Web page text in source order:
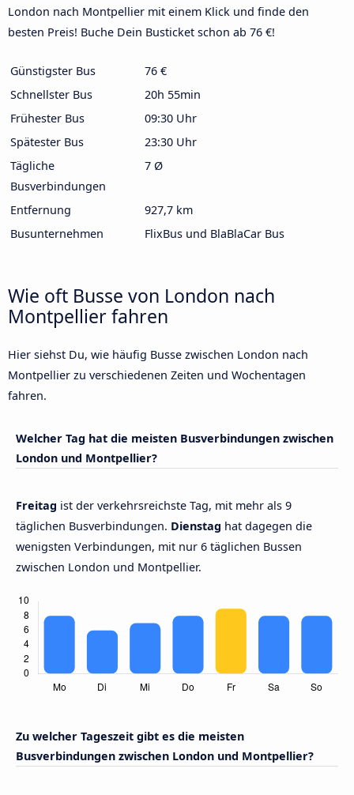
London nach Montpellier mit einem Klick und finde den
besten Preis! Buche Dein Busticket schon ab 76 €!
Günstigster Bus
76 €
Schnellster Bus
20h 55min
Frühester Bus
09:30 Uhr
Spätester Bus
23:30 Uhr
Tägliche
Busverbindungen
7 Ø
Entfernung
927,7 km
Busunternehmen
FlixBus und BlaBlaCar Bus
Wie oft Busse von London nach
Montpellier fahren
Hier siehst Du, wie häufig Busse zwischen London nach
Montpellier zu verschiedenen Zeiten und Wochentagen
fahren.
Welcher Tag hat die meisten Busverbindungen zwischen
London und Montpellier?
Freitag ist der verkehrsreichste Tag, mit mehr als 9
täglichen Busverbindungen. Dienstag hat dagegen die
wenigsten Verbindungen, mit nur 6 täglichen Bussen
zwischen London und Montpellier.
Zu welcher Tageszeit gibt es die meisten
Busverbindungen zwischen London und Montpellier?